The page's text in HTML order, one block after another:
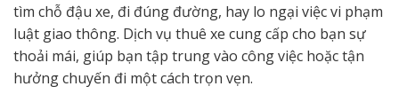
tìm chỗ đậu xe, đi đúng đường, hay lo ngại việc vi phạm
luật giao thông. Dịch vụ thuê xe cung cấp cho bạn sự
thoải mái, giúp bạn tập trung vào công việc hoặc tận
hưởng chuyến đi một cách trọn vẹn.